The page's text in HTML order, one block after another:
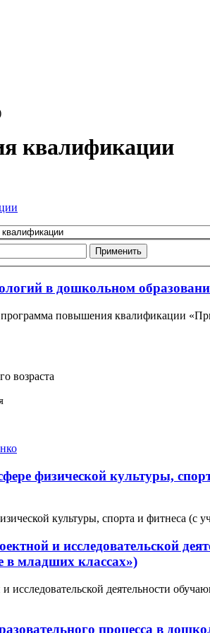
квалификации
Применить
в дошкольном
повышения квалификации
возраста
физической культуры,
культуры, спорта и фитнеса (с
и исследовательской
в младших классах»)
исследовательской деятельности
процесса в